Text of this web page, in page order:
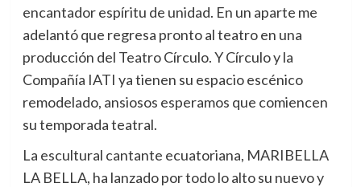
encantador espíritu de unidad. En un aparte me
adelantó que regresa pronto al teatro en una
producción del Teatro Círculo. Y Círculo y la
Compañía IATI ya tienen su espacio escénico
remodelado, ansiosos esperamos que comiencen
su temporada teatral.
La escultural cantante ecuatoriana, MARIBELLA
LA BELLA, ha lanzado por todo lo alto su nuevo y